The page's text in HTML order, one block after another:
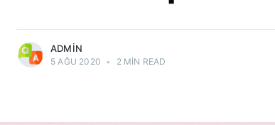
ADMIN
5 AĞU 2020 • 2 MIN READ